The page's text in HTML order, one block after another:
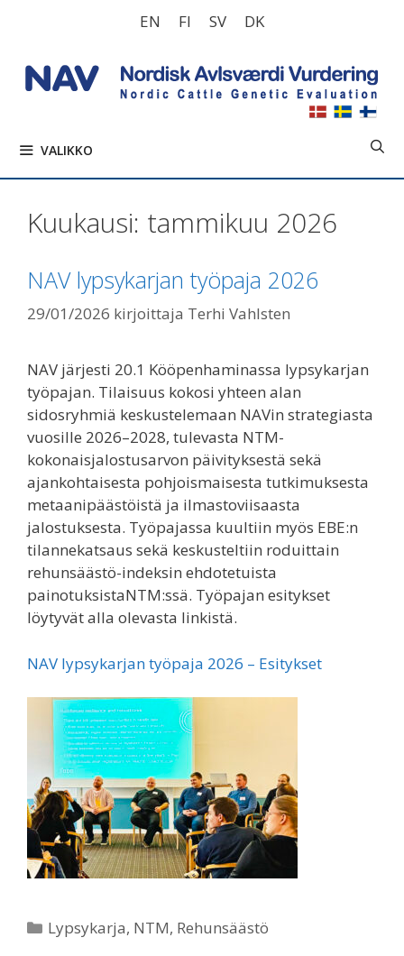
EN FI SV DK
VALIKKO
Kuukausi: tammikuu 2026
NAV lypsykarjan työpaja 2026
29/01/2026 kirjoittaja Terhi Vahlsten
NAV järjesti 20.1 Kööpenhaminassa lypsykarjan
työpajan. Tilaisuus kokosi yhteen alan
sidosryhmiä keskustelemaan NAVin strategiasta
vuosille 2026–2028, tulevasta NTM-
kokonaisjalostusarvon päivityksestä sekä
ajankohtaisesta pohjoismaisesta tutkimuksesta
metaanipäästöistä ja ilmastoviisaasta
jalostuksesta. Työpajassa kuultiin myös EBE:n
tilannekatsaus sekä keskusteltiin roduittain
rehunsäästö-indeksin ehdotetuista
painotuksistaNTM:ssä. Työpajan esitykset
löytyvät alla olevasta linkistä.
NAV lypsykarjan työpaja 2026 – Esitykset
Kategoriat
Lypsykarja, NTM, Rehunsäästö